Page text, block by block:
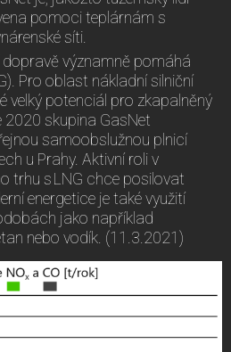
pomoci teplárnám s
síti.
významně pomáhá
Pro oblast nákladní silniční
velký potenciál pro zkapalněný
2020 skupina GasNet
samoobslužnou plnicí
u Prahy. Aktivní roli v
trhu s LNG chce posilovat
energetice je také využití
jako například
nebo vodík. (11.3.2021)